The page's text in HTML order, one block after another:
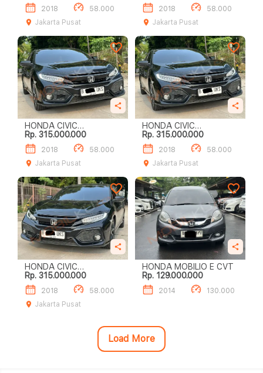
2018
58.000
Jakarta Pusat
2018
58.000
Jakarta Pusat
HONDA CIVIC
HATCHBACK E TURUN
HARGA‼️
Rp. 315.000.000
2018
58.000
Jakarta Pusat
HONDA CIVIC
HATCHBACK E LOW KM
MURAH!!
Rp. 315.000.000
2018
58.000
Jakarta Pusat
HONDA CIVIC
HATCHBACK E LOW KM
BERGARANSI!!
Rp. 315.000.000
2018
58.000
Jakarta Pusat
HONDA MOBILIO E CVT
Rp. 129.000.000
2014 130.000
Load More